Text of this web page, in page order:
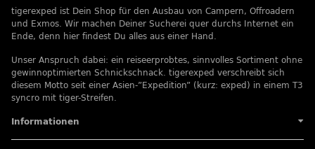
tigerexped ist Dein Shop für den Ausbau von Campern, Offroadern
und Exmos. Wir machen Deiner Sucherei quer durchs Internet ein
Ende, denn hier findest Du alles aus einer Hand.
Unser Anspruch dabei: ein reiseerprobtes, sinnvolles Sortiment ohne
gewinnoptimierten Schnickschnack. tigerexped verschreibt sich
diesem Motto seit einer Asien-”Expedition” (kurz: exped) in einem T3
syncro mit tiger-Streifen.
Informationen